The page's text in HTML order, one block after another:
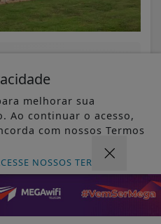
06 DE AGO
Marco Buzzi a
sexuais
melhorar sua
Ao continuar o acesso,
com nossos Termos
NOSSOS TERMOS